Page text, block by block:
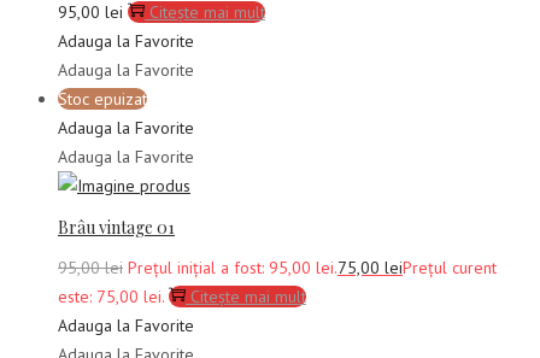
95,00 lei
Citește mai mult
Adauga la Favorite
Adauga la Favorite
Stoc epuizat
Adauga la Favorite
Adauga la Favorite
Brâu vintage 01
95,00lei Prețul inițial a fost: 95,00 lei.75,00 leiPrețul curent
este: 75,00 lei.
Citește mai mult
Adauga la Favorite